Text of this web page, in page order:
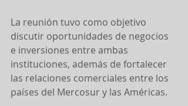
La reunión tuvo como objetivo
discutir oportunidades de negocios
e inversiones entre ambas
instituciones, además de fortalecer
las relaciones comerciales entre los
países del Mercosur y las Américas.